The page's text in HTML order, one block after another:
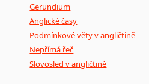
Gerundium
Anglické časy
Podmínkové věty v angličtině
Nepřímá řeč
Slovosled v angličtině